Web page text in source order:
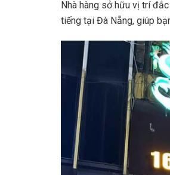
Nhà hàng sở hữu vị trí
tiếng tại Đà Nẵng, giúp